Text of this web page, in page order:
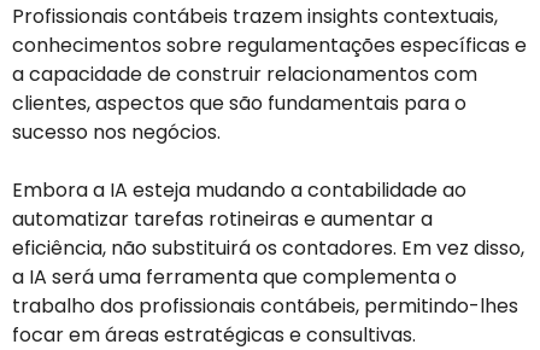
Profissionais contábeis trazem insights contextuais,
conhecimentos sobre regulamentações específicas e
a capacidade de construir relacionamentos com
clientes, aspectos que são fundamentais para o
sucesso nos negócios.
Embora a IA esteja mudando a contabilidade ao
automatizar tarefas rotineiras e aumentar a
eficiência, não substituirá os contadores. Em vez disso,
a IA será uma ferramenta que complementa o
trabalho dos profissionais contábeis, permitindo-lhes
focar em áreas estratégicas e consultivas.